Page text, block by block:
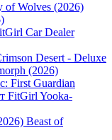
of Wolves (2026)
Car Dealer
Desert - Deluxe
(2026)
First Guardian
Yooka-
Beast of